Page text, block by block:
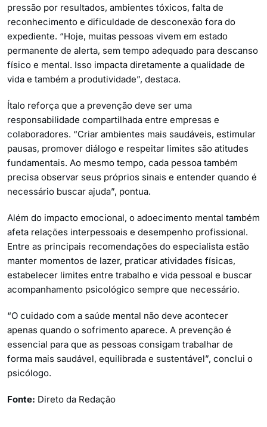
pressão por resultados, ambientes tóxicos, falta de
reconhecimento e dificuldade de desconexão fora do
expediente. “Hoje, muitas pessoas vivem em estado
permanente de alerta, sem tempo adequado para descanso
físico e mental. Isso impacta diretamente a qualidade de
vida e também a produtividade”, destaca.
Ítalo reforça que a prevenção deve ser uma
responsabilidade compartilhada entre empresas e
colaboradores. “Criar ambientes mais saudáveis, estimular
pausas, promover diálogo e respeitar limites são atitudes
fundamentais. Ao mesmo tempo, cada pessoa também
precisa observar seus próprios sinais e entender quando é
necessário buscar ajuda”, pontua.
Além do impacto emocional, o adoecimento mental também
afeta relações interpessoais e desempenho profissional.
Entre as principais recomendações do especialista estão
manter momentos de lazer, praticar atividades físicas,
estabelecer limites entre trabalho e vida pessoal e buscar
acompanhamento psicológico sempre que necessário.
“O cuidado com a saúde mental não deve acontecer
apenas quando o sofrimento aparece. A prevenção é
essencial para que as pessoas consigam trabalhar de
forma mais saudável, equilibrada e sustentável”, conclui o
psicólogo.
Fonte: Direto da Redação